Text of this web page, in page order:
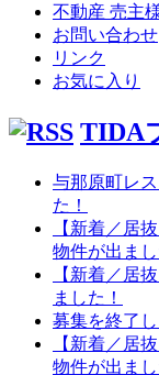
不動産 売主
お問い合わせ
リンク
お気に入り
TIDA
与那原町レ
た！
【新着／居
物件が出まし
【新着／居
ました！
募集を終了し
【新着／居
物件が出まし